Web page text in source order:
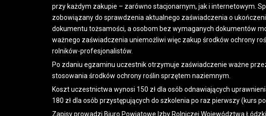
przy każdym zakupie – zarówno stacjonarnym, jak i internetowym.
zobowiązany do sprawdzenia aktualnego zaświadczenia o
dokumentu tożsamości, a osobom bez wymaganych dokumentów
ważnego zaświadczenia uniemożliwi więc zakup środków ochrony
rolników-profesjonalistów.
Po zdaniu egzaminu uczestnik otrzymuje zaświadczenie ważne
stosowania środków ochrony roślin sprzętem naziemnym.
Koszt uczestnictwa wynosi 150 zł dla osób odnawiających
180 zł dla osób przystępujących do szkolenia po raz pierwszy (kurs
Zapisy prowadzi Biuro Powiatowe Izby Rolniczej Województwa